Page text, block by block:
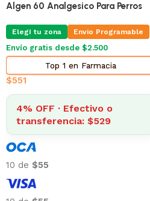
Pro Omega Cachorro Pequeño 3 Kg
Elegí tu zona Envio Programable
Envío gratis desde $2.500
Top 2 en Alimento Perros
$873
4% OFF · Efectivo o
transferencia: $838
10 de $87